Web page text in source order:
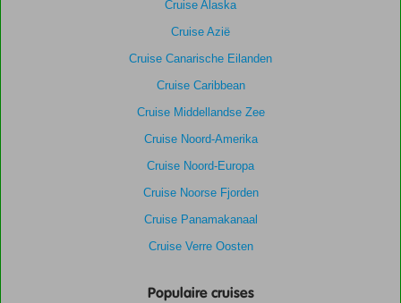
Cruise Alaska
Cruise Azië
Cruise Canarische Eilanden
Cruise Caribbean
Cruise Middellandse Zee
Cruise Noord-Amerika
Cruise Noord-Europa
Cruise Noorse Fjorden
Cruise Panamakanaal
Cruise Verre Oosten
Populaire cruises